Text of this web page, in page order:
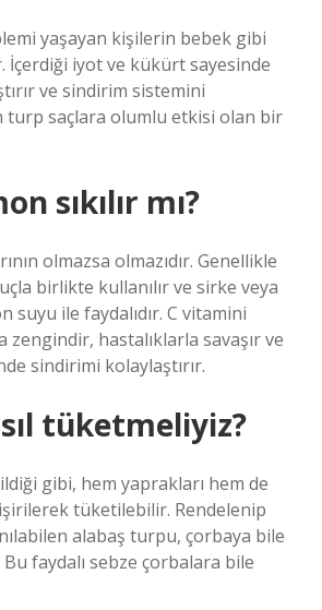
yaşayan kişilerin bebek gibi
İçerdiği iyot ve kükürt sayesinde
ve sindirim sistemini
turp saçlara olumlu etkisi olan bir
sıkılır mı?
olmazsa olmazıdır. Genellikle
birlikte kullanılır ve sirke veya
suyu ile faydalıdır. C vitamini
zengindir, hastalıklarla savaşır ve
sindirimi kolaylaştırır.
tüketmeliyiz?
gibi, hem yaprakları hem de
tüketilebilir. Rendelenip
alabaş turpu, çorbaya bile
faydalı sebze çorbalara bile